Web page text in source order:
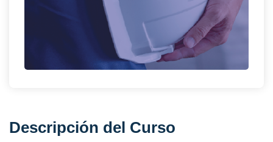
Descripción del Curso